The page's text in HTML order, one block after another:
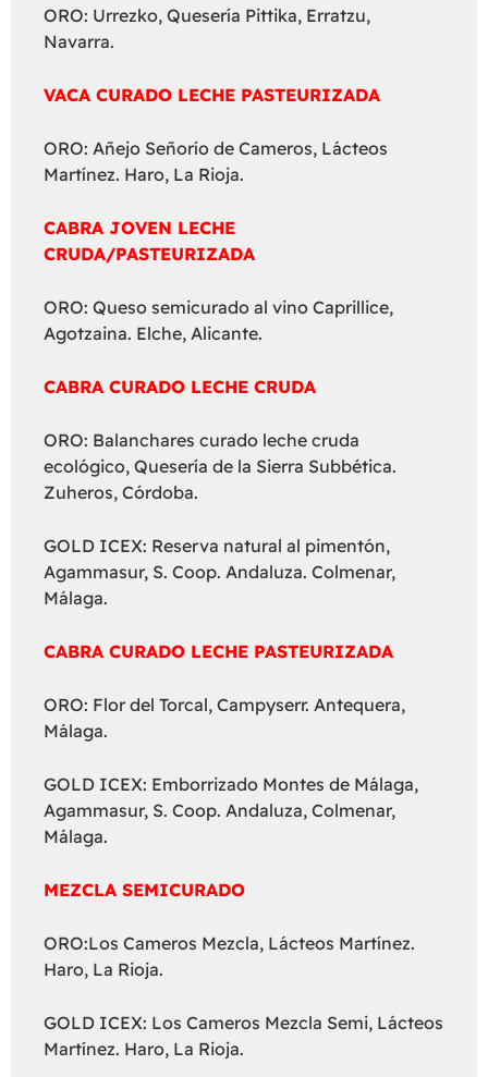
ORO: Urrezko, Quesería Pittika, Erratzu,
Navarra.
VACA CURADO LECHE PASTEURIZADA
ORO: Añejo Señorío de Cameros, Lácteos
Martínez. Haro, La Rioja.
CABRA JOVEN LECHE
CRUDA/PASTEURIZADA
ORO: Queso semicurado al vino Caprillice,
Agotzaina. Elche, Alicante.
CABRA CURADO LECHE CRUDA
ORO: Balanchares curado leche cruda
ecológico, Quesería de la Sierra Subbética.
Zuheros, Córdoba.
GOLD ICEX: Reserva natural al pimentón,
Agammasur, S. Coop. Andaluza. Colmenar,
Málaga.
CABRA CURADO LECHE PASTEURIZADA
ORO: Flor del Torcal, Campyserr. Antequera,
Málaga.
GOLD ICEX: Emborrizado Montes de Málaga,
Agammasur, S. Coop. Andaluza, Colmenar,
Málaga.
MEZCLA SEMICURADO
ORO:Los Cameros Mezcla, Lácteos Martínez.
Haro, La Rioja.
GOLD ICEX: Los Cameros Mezcla Semi, Lácteos
Martínez. Haro, La Rioja.